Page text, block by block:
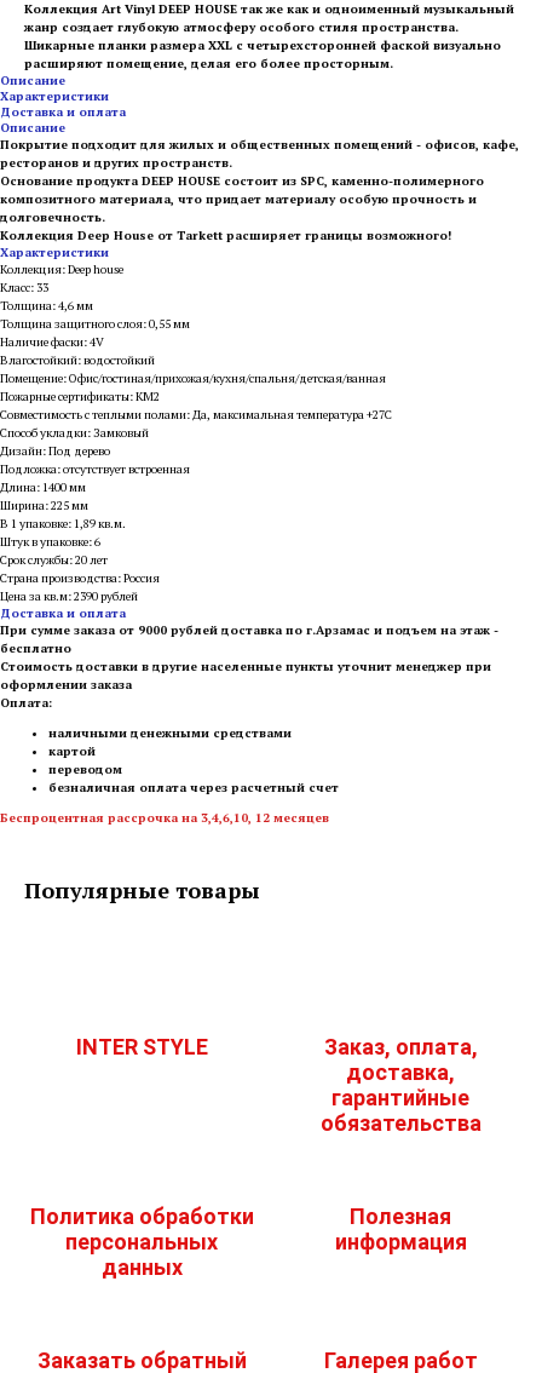
Коллекция Art Vinyl DEEP HOUSE так же как и одноименный музыкальный
жанр создает глубокую атмосферу особого стиля пространства.
Шикарные планки размера XXL с четырехсторонней фаской визуально
расширяют помещение, делая его более просторным.
Описание
Характеристики
Доставка и оплата
Описание
Покрытие подходит для жилых и общественных помещений - офисов, кафе,
ресторанов и других пространств.
Основание продукта DEEP HOUSE состоит из SPC, каменно-полимерного
композитного материала, что придает материалу особую прочность и
долговечность.
Коллекция Deep House от Tarkett расширяет границы возможного!
Характеристики
Коллекция: Deep house
Класс: 33
Толщина: 4,6 мм
Толщина защитного слоя: 0,55 мм
Наличие фаски: 4V
Влагостойкий: водостойкий
Помещение: Офис/гостиная/прихожая/кухня/спальня/детская/ванная
Пожарные сертификаты: КМ2
Совместимость с теплыми полами: Да, максимальная температура +27С
Способ укладки: Замковый
Дизайн: Под дерево
Подложка: отсутствует встроенная
Длина: 1400 мм
Ширина: 225 мм
В 1 упаковке: 1,89 кв.м.
Штук в упаковке: 6
Срок службы: 20 лет
Страна производства: Россия
Цена за кв.м: 2390 рублей
Доставка и оплата
При сумме заказа от 9000 рублей доставка по г.Арзамас и подъем на этаж -
бесплатно
Стоимость доставки в другие населенные пункты уточнит менеджер при
оформлении заказа
Оплата:
наличными денежными средствами
картой
переводом
безналичная оплата через расчетный счет
Беспроцентная рассрочка на 3,4,6,10, 12 месяцев
Популярные товары
INTER STYLE
Заказ, оплата,
доставка,
гарантийные
обязательства
Политика обработки
персональных
данных
Полезная
информация
Заказать обратный Галерея работ